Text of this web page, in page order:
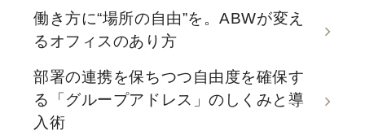
働き方に“場所の自由”を。ABWが変え
るオフィスのあり方
部署の連携を保ちつつ自由度を確保す
る「グループアドレス」のしくみと導
入術